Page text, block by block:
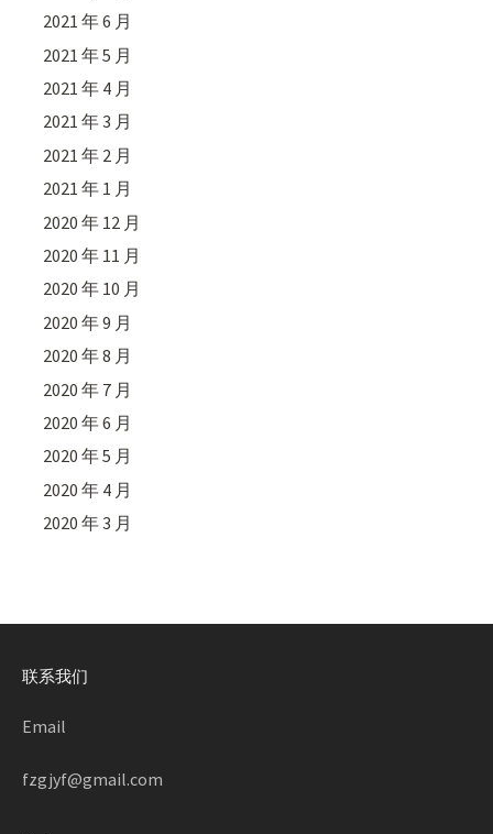
2021 年 6 月
2021 年 5 月
2021 年 4 月
2021 年 3 月
2021 年 2 月
2021 年 1 月
2020 年 12 月
2020 年 11 月
2020 年 10 月
2020 年 9 月
2020 年 8 月
2020 年 7 月
2020 年 6 月
2020 年 5 月
2020 年 4 月
2020 年 3 月
联系我们
Email
fzgjyf@gmail.com